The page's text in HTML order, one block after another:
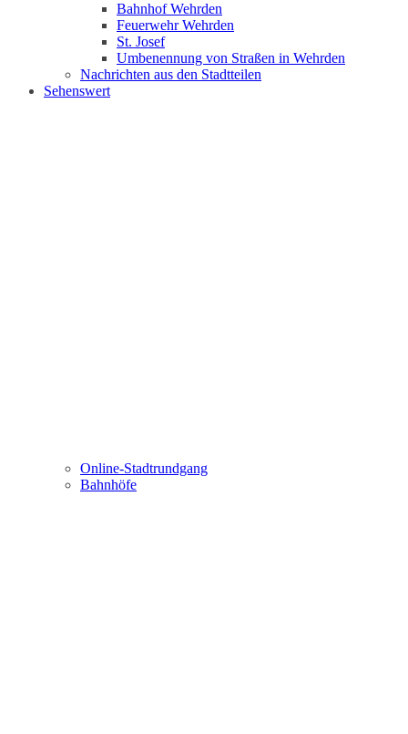
Bahnhof Wehrden
Feuerwehr Wehrden
St. Josef
Umbenennung von Straßen in Wehrden
Nachrichten aus den Stadtteilen
Sehenswert
Online-Stadtrundgang
Bahnhöfe